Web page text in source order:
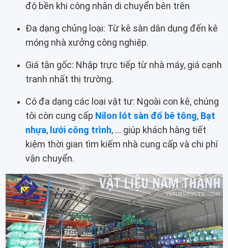
độ bền khi công nhân di chuyển bên trên
Đa dạng chủng loại: Từ kê sàn dân dụng đến kê
móng nhà xưởng công nghiệp.
Giá tận gốc: Nhập trực tiếp từ nhà máy, giá cạnh
tranh nhất thị trường.
Có đa dạng các loại vật tư: Ngoài con kê, chúng
tôi còn cung cấp Nilon lót sàn đổ bê tông, Bạt
nhựa, lưới công trình, ... giúp khách hàng tiết
kiệm thời gian tìm kiếm nhà cung cấp và chi phí
vận chuyển.